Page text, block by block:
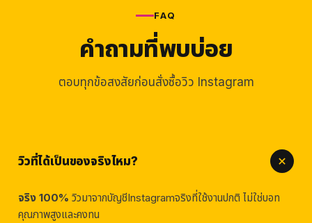
FAQ
คำถามที่พบบ่อย
ตอบทุกข้อสงสัยก่อนสั่งซื้อวิว Instagram
วิวที่ได้เป็นของจริงไหม?
จริง 100% วิวมาจากบัญชีInstagramจริงที่ใช้งานปกติ ไม่ใช่บอท
คุณภาพสูงและคงทน